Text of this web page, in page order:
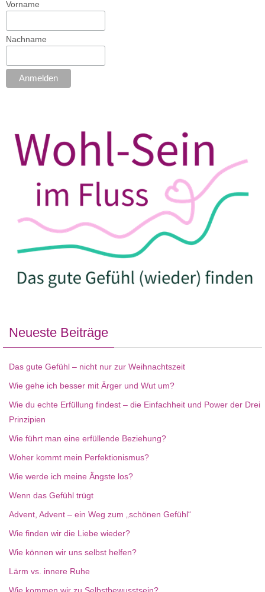
Vorname
Nachname
Neueste Beiträge
Das gute Gefühl – nicht nur zur Weihnachtszeit
Wie gehe ich besser mit Ärger und Wut um?
Wie du echte Erfüllung findest – die Einfachheit und Power der Drei
Prinzipien
Wie führt man eine erfüllende Beziehung?
Woher kommt mein Perfektionismus?
Wie werde ich meine Ängste los?
Wenn das Gefühl trügt
Advent, Advent – ein Weg zum „schönen Gefühl“
Wie finden wir die Liebe wieder?
Wie können wir uns selbst helfen?
Lärm vs. innere Ruhe